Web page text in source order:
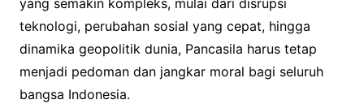
yang semakin kompleks, mulai dari disrupsi
teknologi, perubahan sosial yang cepat, hingga
dinamika geopolitik dunia, Pancasila harus tetap
menjadi pedoman dan jangkar moral bagi seluruh
bangsa Indonesia.